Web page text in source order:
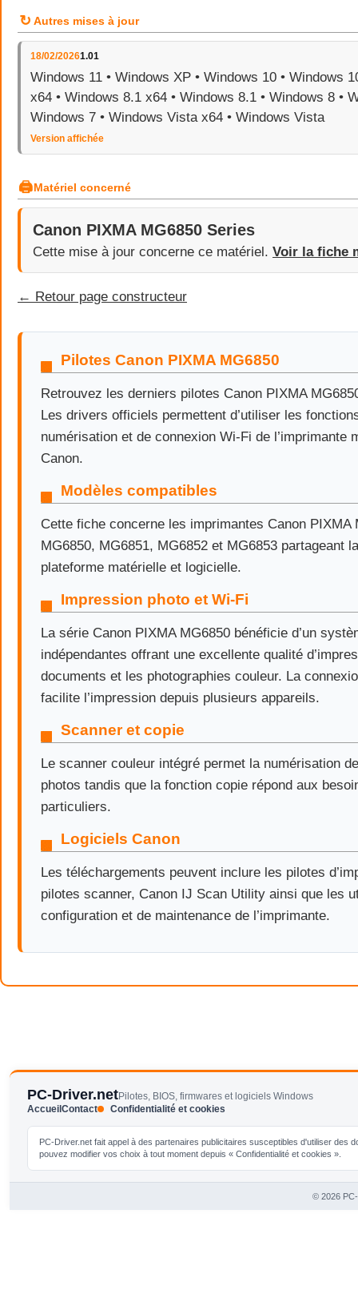
↻ Autres mises à jour
18/02/20261.01
Windows 11 • Windows XP • Windows 10 • Windows
x64 • Windows 8.1 x64 • Windows 8.1 • Windows 8 •
Windows 7 • Windows Vista x64 • Windows Vista
Version affichée
🖨Matériel concerné
Canon PIXMA MG6850 Series
Cette mise à jour concerne ce matériel. Voir la fiche
← Retour page constructeur
Pilotes Canon PIXMA MG6850
Retrouvez les derniers pilotes Canon PIXMA
Les drivers officiels permettent d’utiliser les
numérisation et de connexion Wi-Fi de l’imprimante
Canon.
Modèles compatibles
Cette fiche concerne les imprimantes Canon PIXMA
MG6850, MG6851, MG6852 et MG6853 partageant
plateforme matérielle et logicielle.
Impression photo et Wi-Fi
La série Canon PIXMA MG6850 bénéficie d’un
indépendantes offrant une excellente qualité
documents et les photographies couleur. La
facilite l’impression depuis plusieurs appareils.
Scanner et copie
Le scanner couleur intégré permet la numérisation
photos tandis que la fonction copie répond aux
particuliers.
Logiciels Canon
Les téléchargements peuvent inclure les pilotes
pilotes scanner, Canon IJ Scan Utility ainsi que les
configuration et de maintenance de l’imprimante.
PC-Driver.netPilotes, BIOS, firmwares et logiciels Windows
AccueilContact Confidentialité et cookies
PC-Driver.net fait appel à des partenaires publicitaires susceptibles d'utiliser
pouvez modifier vos choix à tout moment depuis « Confidentialité et cookies ».
© 2026